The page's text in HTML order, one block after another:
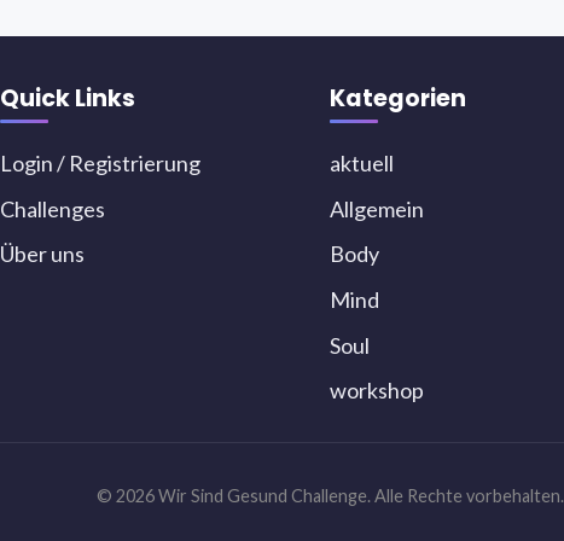
Quick Links
Login / Registrierung
Challenges
Über uns
Kategorien
aktuell
Allgemein
Body
Mind
Soul
workshop
© 2026 Wir Sind Gesund Challenge. Alle Rechte vorbehalten.